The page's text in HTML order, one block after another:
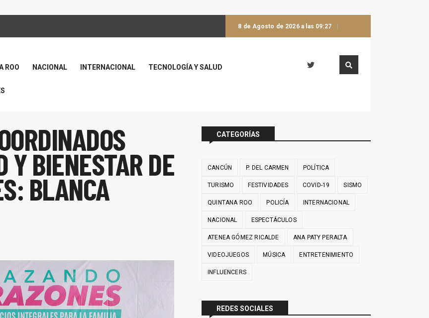
8 de Agosto de 2026 a las 09:27
ROO NACIONAL INTERNACIONAL TECNOLOGÍA Y SALUD
Y BIENESTAR DE
BLANCA
CATEGORÍAS
CANCÚN P. DEL CARMEN POLÍTICA
TURISMO FESTIVIDADES COVID-19 SISMO
QUINTANA ROO POLICÍA INTERNACIONAL
NACIONAL ESPECTÁCULOS
ATENEA GÓMEZ RICALDE ANA PATY PERALTA
VIDEOJUEGOS MÚSICA ENTRETENIMIENTO
INFLUENCERS
REDES SOCIALES